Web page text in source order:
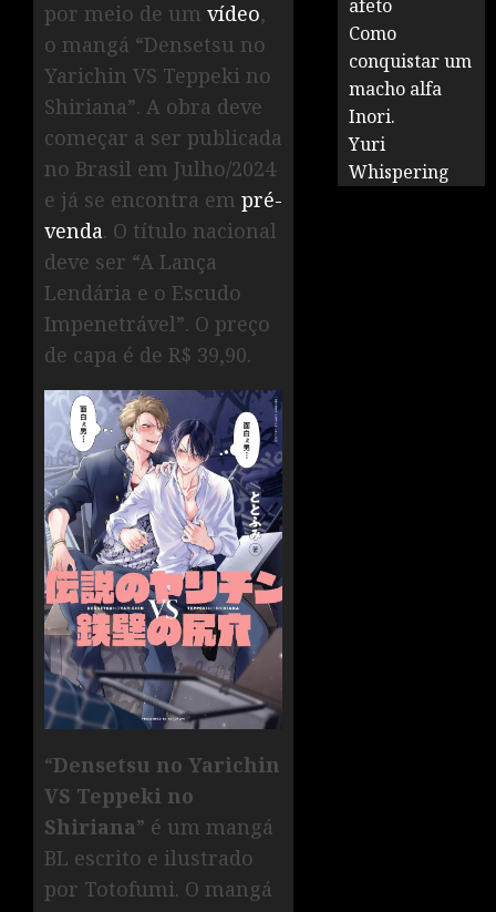
por meio de um vídeo,
o mangá “Densetsu no
Yarichin VS Teppeki no
Shiriana”. A obra deve
começar a ser publicada
no Brasil em Julho/2024
e já se encontra em pré-
venda. O título nacional
deve ser “A Lança
Lendária e o Escudo
Impenetrável”. O preço
de capa é de R$ 39,90.
“Densetsu no Yarichin
VS Teppeki no
Shiriana” é um mangá
BL escrito e ilustrado
por Totofumi. O mangá
afeto
Como
conquistar um
macho alfa
Inori.
Yuri
Whispering